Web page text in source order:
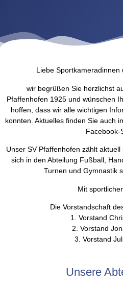
Liebe Sportkameradinnen
wir begrüßen Sie herzlichst
Pfaffenhofen 1925 und wünschen
hoffen, dass wir alle wichtigen
konnten. Aktuelles finden Sie auch
Facebook-
Unser SV Pfaffenhofen zählt
sich in den Abteilung Fußball,
Turnen und Gymnastik
Mit
Die Vorstandschaft
1. Vorstand
2. Vorstand
3. Vorstand
Unsere